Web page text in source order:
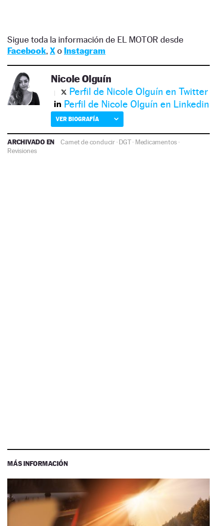
Sigue toda la información de EL MOTOR desde
Facebook, Xo Instagram
Nicole Olguín
Perfil de Nicole Olguín en Twitter
Perfil de Nicole Olguín en Linkedin
VER BIOGRAFÍA
ARCHIVADO EN Carnet de conducir·DGT· Medicamentos ·
Revisiones
MÁS INFORMACIÓN